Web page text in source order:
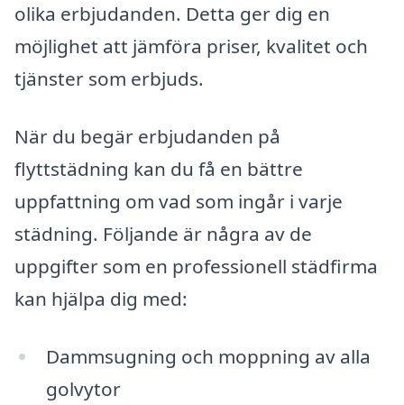
olika erbjudanden. Detta ger dig en
möjlighet att jämföra priser, kvalitet och
tjänster som erbjuds.
När du begär erbjudanden på
flyttstädning kan du få en bättre
uppfattning om vad som ingår i varje
städning. Följande är några av de
uppgifter som en professionell städfirma
kan hjälpa dig med:
Dammsugning och moppning av alla
golvytor